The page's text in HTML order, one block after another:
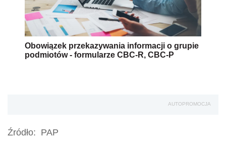
Obowiązek przekazywania informacji o grupie
podmiotów - formularze CBC-R, CBC-P
AUTOPROMOCJA
Źródło: PAP